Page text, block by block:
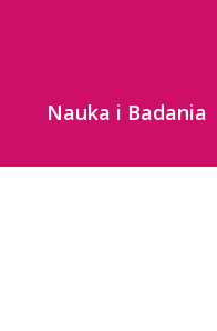
Nauka i Badania